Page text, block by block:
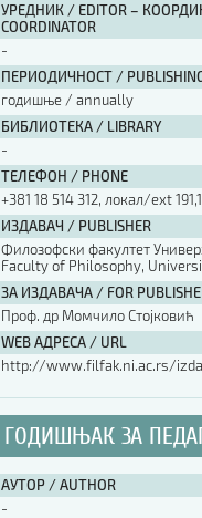
УРЕДНИК / EDITOR –
COORDINATOR
-
ПЕРИОДИЧНОСТ / PUBLISHING
годишње / annually
БИБЛИОТЕКА / LIBRARY
-
ТЕЛЕФОН / PHONE
+381 18 514 312, локал/ext
ИЗДАВАЧ / PUBLISHER
Филозофски факултет
Faculty of Philosophy,
ЗА ИЗДАВАЧА / FOR
Проф. др Момчило Стојковић
WEB АДРЕСА / URL
http://www.filfak.ni.ac.rs/
ГОДИШЊАК ЗА
АУТОР / AUTHOR
-